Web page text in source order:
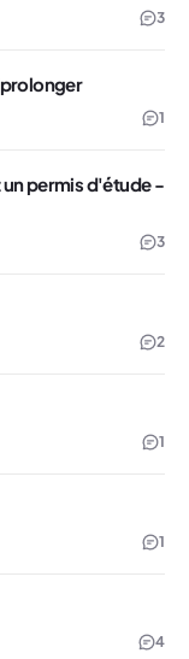
3
1
un permis d'étude -
3
2
1
1
4